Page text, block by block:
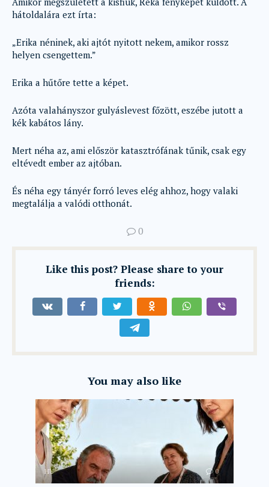
hátoldalára ezt írta:
„Erika néninek, aki ajtót nyitott nekem, amikor rossz
helyen csengettem.”
Erika a hűtőre tette a képet.
Azóta valahányszor gulyáslevest főzött, eszébe jutott a
kék kabátos lány.
Mert néha az, ami először katasztrófának tűnik, csak egy
eltévedt ember az ajtóban.
És néha egy tányér forró leves elég ahhoz, hogy valaki
megtalálja a valódi otthonát.
0
Like this post? Please share to your
friends:
You may also like
HU 0